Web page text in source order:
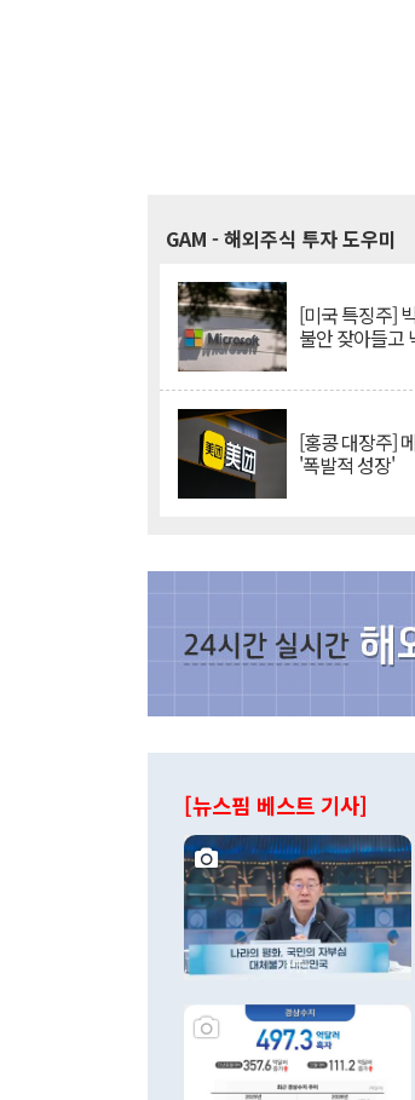
GAM - 해외주식 투자 도우미
[미국 특징주]
불안 잦아들고
[홍콩 대장주]
'폭발적 성장'
[뉴스핌 베스트 기사]